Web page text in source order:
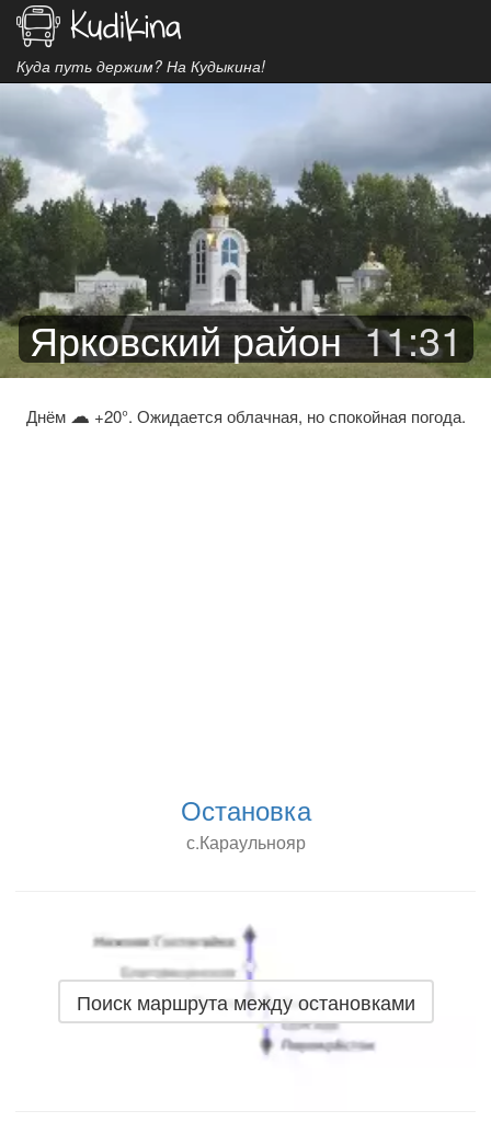
Куда путь держим? На Кудыкина!
Ярковский район 11:31
Днём ☁ +20°. Ожидается облачная, но спокойная погода.
Остановка
с.Караульнояр
Поиск маршрута между остановками